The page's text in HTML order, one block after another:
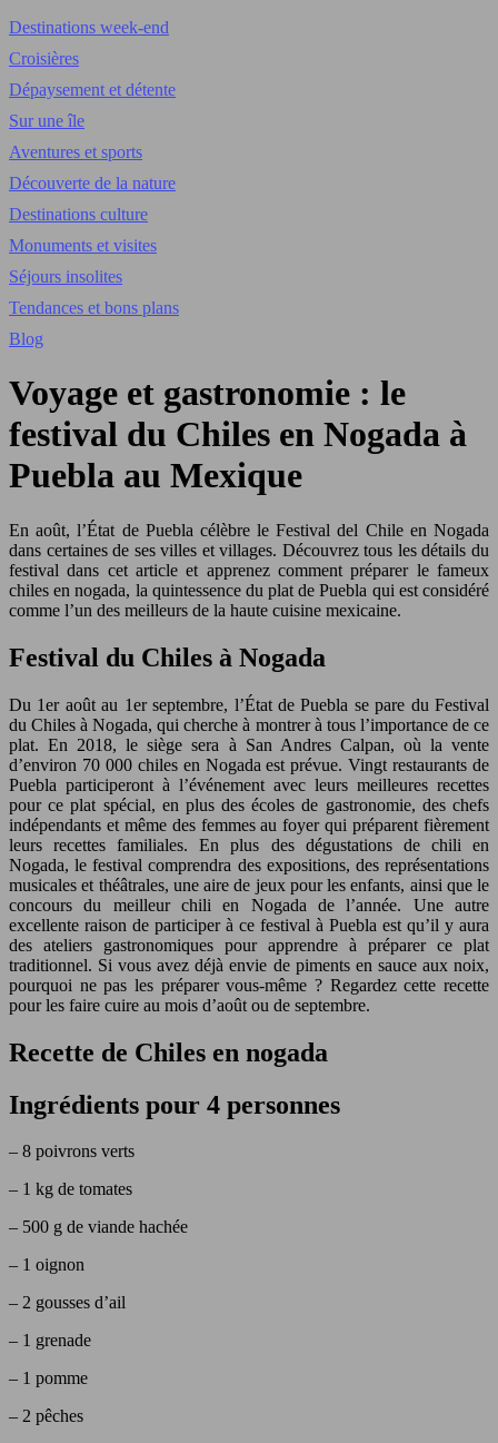
Destinations week-end
Croisières
Dépaysement et détente
Sur une île
Aventures et sports
Découverte de la nature
Destinations culture
Monuments et visites
Séjours insolites
Tendances et bons plans
Blog
Voyage et gastronomie : le
festival du Chiles en Nogada à
Puebla au Mexique
En août, l’État de Puebla célèbre le Festival del Chile en Nogada
dans certaines de ses villes et villages. Découvrez tous les détails du
festival dans cet article et apprenez comment préparer le fameux
chiles en nogada, la quintessence du plat de Puebla qui est considéré
comme l’un des meilleurs de la haute cuisine mexicaine.
Festival du Chiles à Nogada
Du 1er août au 1er septembre, l’État de Puebla se pare du Festival
du Chiles à Nogada, qui cherche à montrer à tous l’importance de ce
plat. En 2018, le siège sera à San Andres Calpan, où la vente
d’environ 70 000 chiles en Nogada est prévue. Vingt restaurants de
Puebla participeront à l’événement avec leurs meilleures recettes
pour ce plat spécial, en plus des écoles de gastronomie, des chefs
indépendants et même des femmes au foyer qui préparent fièrement
leurs recettes familiales. En plus des dégustations de chili en
Nogada, le festival comprendra des expositions, des représentations
musicales et théâtrales, une aire de jeux pour les enfants, ainsi que le
concours du meilleur chili en Nogada de l’année. Une autre
excellente raison de participer à ce festival à Puebla est qu’il y aura
des ateliers gastronomiques pour apprendre à préparer ce plat
traditionnel. Si vous avez déjà envie de piments en sauce aux noix,
pourquoi ne pas les préparer vous-même ? Regardez cette recette
pour les faire cuire au mois d’août ou de septembre.
Recette de Chiles en nogada
Ingrédients pour 4 personnes
– 8 poivrons verts
– 1 kg de tomates
– 500 g de viande hachée
– 1 oignon
– 2 gousses d’ail
– 1 grenade
– 1 pomme
– 2 pêches